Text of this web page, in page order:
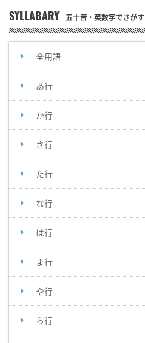
SYLLABARY 五十音・英数字でさがす
全用語
あ行
か行
さ行
た行
な行
は行
ま行
や行
ら行